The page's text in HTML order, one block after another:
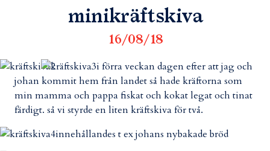
minikräftskiva
16/08/18
i förra veckan dagen efter att jag och
johan kommit hem från landet så hade kräftorna som
min mamma och pappa fiskat och kokat legat och tinat
färdigt. så vi styrde en liten kräftskiva för två.
innehållandes t ex johans nybakade bröd